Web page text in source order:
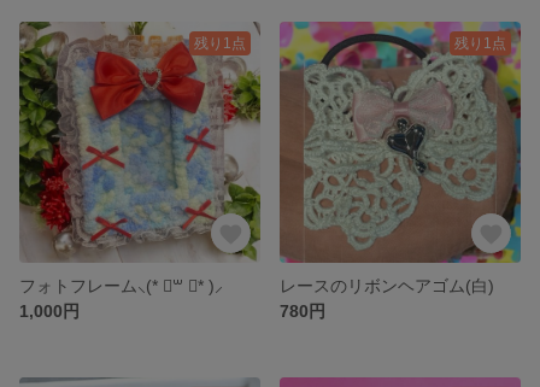
残り1点
フォトフレーム⸜(* ॑꒳ ॑* )⸝
1,000円
残り1点
レースのリボンヘアゴム(白)
780円